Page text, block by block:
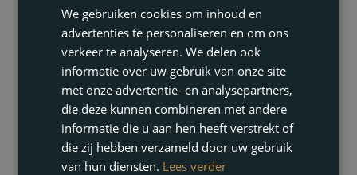
NEEM CONTACT OP
GERMAN
We gebruiken cookies om inhoud en
advertenties te personaliseren en om ons
verkeer te analyseren. We delen ook
informatie over uw gebruik van onze site
met onze advertentie- en analysepartners,
die deze kunnen combineren met andere
informatie die u aan hen heeft verstrekt of
die zij hebben verzameld door uw gebruik
van hun diensten. Lees verder